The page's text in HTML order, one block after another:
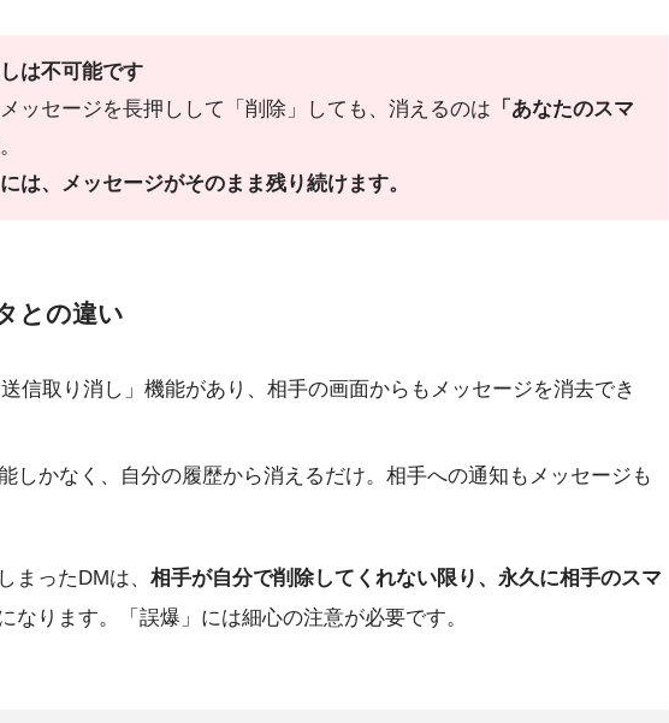
は不可能です
ッセージを長押しして「削除」しても、消えるのは 「あなたのスマ
は、メッセージがそのまま残り続けます。
との違い
送信取り消し」機能があり、相手の画面からもメッセージを消去でき
能しかなく、自分の履歴から消えるだけ。相手への通知もメッセージも
まったDMは、 相手が自分で削除してくれない限り、永久に相手のスマ
なります。「誤爆」には細心の注意が必要です。